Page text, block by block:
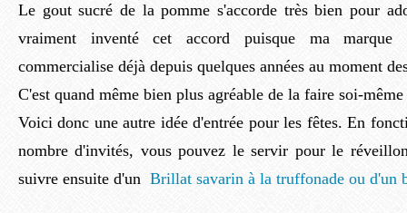
Le gout sucré de la pomme s'accorde très bien pour
vraiment inventé cet accord puisque ma
commercialise déjà depuis quelques années au moment
C'est quand même bien plus agréable de la faire soi-
Voici donc une autre idée d'entrée pour les fêtes. En
nombre d'invités, vous pouvez le servir pour le
suivre ensuite d'un Brillat savarin à la truffonade ou d'un